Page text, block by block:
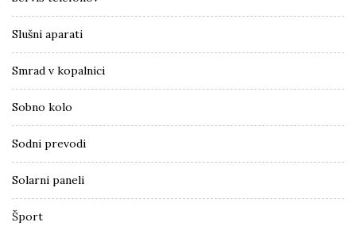
Slušni aparati
Smrad v kopalnici
Sobno kolo
Sodni prevodi
Solarni paneli
Šport